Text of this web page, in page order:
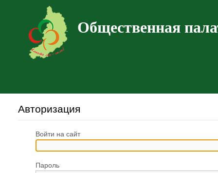
Общественная
Авторизация
Войти на сайт
Пароль